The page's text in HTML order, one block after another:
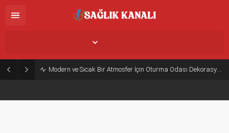
Modern ve Sıcak Bir Atmosfer İçin Oturma Odası Dekorasyon Önerileri